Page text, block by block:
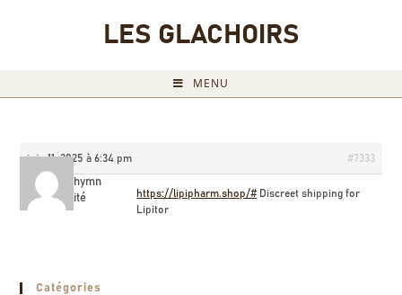
LES GLACHOIRS
MENU
juin 11, 2025 à 6:34 pm #7333
JamesRhymn
Invité
https://lipipharm.shop/# Discreet shipping for
Lipitor
Catégories